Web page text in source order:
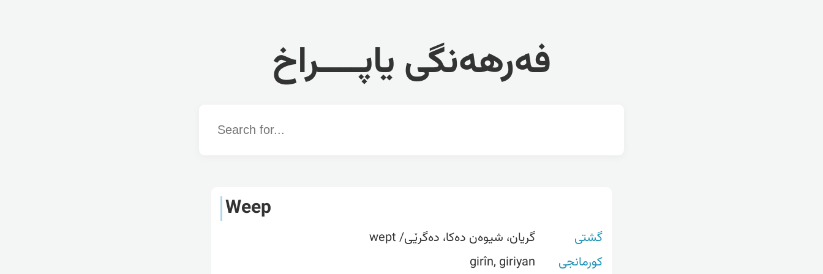
فەرهەنگی یاپــــراخ
Word
Weep
گشتی
گریان، شیوەن دەکا، دەگرێی/ wept
کورمانجی
girîn, giriyan